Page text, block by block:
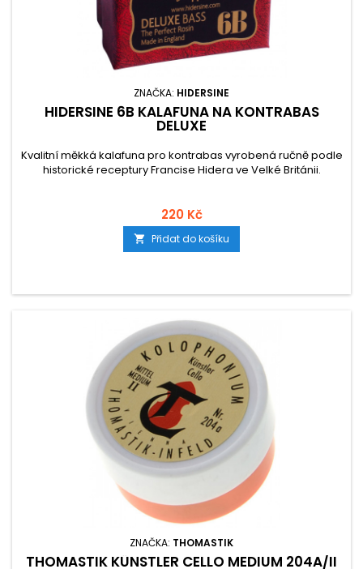
ZNAČKA: HIDERSINE
HIDERSINE 6B KALAFUNA NA KONTRABAS
DELUXE
Kvalitní měkká kalafuna pro kontrabas vyrobená ručně podle
historické receptury Francise Hidera ve Velké Británii.
220 Kč
 Přidat do košíku
ZNAČKA: THOMASTIK
THOMASTIK KÜNSTLER CELLO MEDIUM 204A/II